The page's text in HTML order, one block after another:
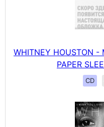
WHITNEY HOUSTON -
PAPER
CD